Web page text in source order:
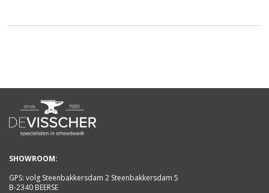
SHOWROOM:
GPS: volg Steenbakkersdam 2 Steenbakkersdam 5
B-2340 BEERSE